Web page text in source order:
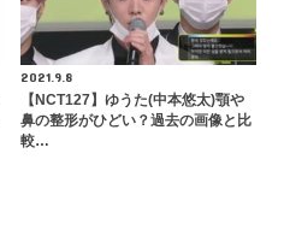
2021.9.8
【NCT127】ゆうた(中本悠太)顎や
鼻の整形がひどい？過去の画像と比
較…